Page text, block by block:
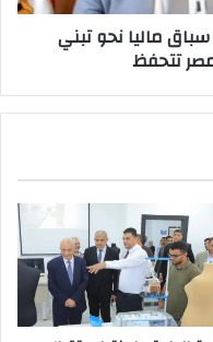
ماليا نحو تبني
تتحفظ